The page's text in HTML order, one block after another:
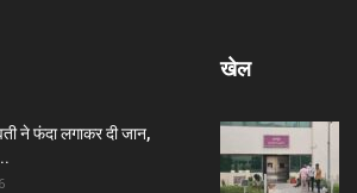
ने फंदा लगाकर दी जान,
खेल